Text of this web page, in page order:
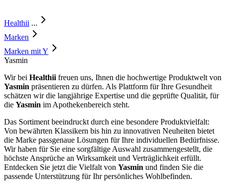
Healthii ...
Marken
Marken mit Y
Yasmin
Wir bei Healthii freuen uns, Ihnen die hochwertige Produktwelt von
Yasmin präsentieren zu dürfen. Als Plattform für Ihre Gesundheit
schätzen wir die langjährige Expertise und die geprüfte Qualität, für
die Yasmin im Apothekenbereich steht.
Das Sortiment beeindruckt durch eine besondere Produktvielfalt:
Von bewährten Klassikern bis hin zu innovativen Neuheiten bietet
die Marke passgenaue Lösungen für Ihre individuellen Bedürfnisse.
Wir haben für Sie eine sorgfältige Auswahl zusammengestellt, die
höchste Ansprüche an Wirksamkeit und Verträglichkeit erfüllt.
Entdecken Sie jetzt die Vielfalt von Yasmin und finden Sie die
passende Unterstützung für Ihr persönliches Wohlbefinden.